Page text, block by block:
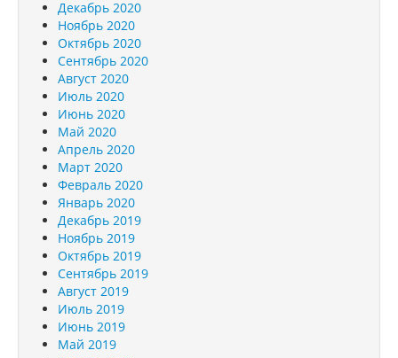
Декабрь 2020
Ноябрь 2020
Октябрь 2020
Сентябрь 2020
Август 2020
Июль 2020
Июнь 2020
Май 2020
Апрель 2020
Март 2020
Февраль 2020
Январь 2020
Декабрь 2019
Ноябрь 2019
Октябрь 2019
Сентябрь 2019
Август 2019
Июль 2019
Июнь 2019
Май 2019